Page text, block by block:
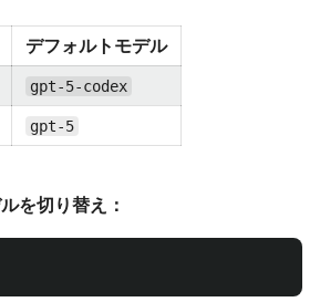
デフォルトモデル
gpt-5-codex
gpt-5
を切り替え：